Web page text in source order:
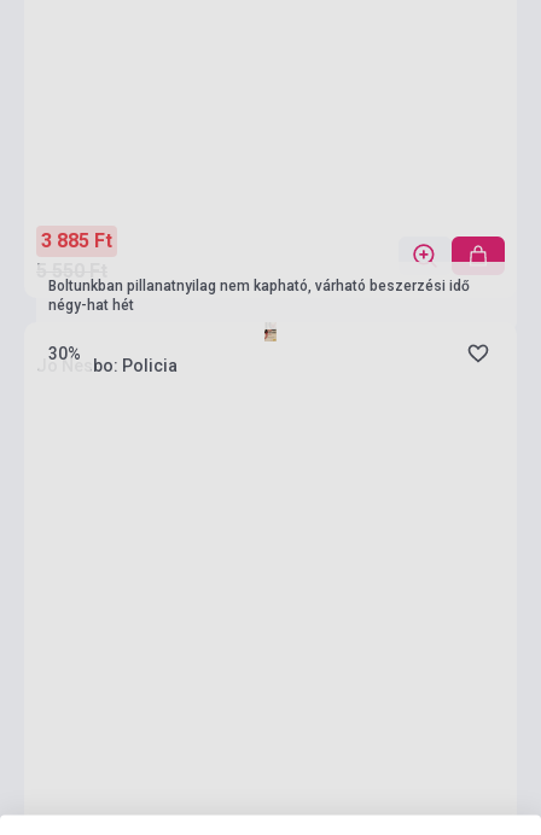
3 885 Ft
5 550 Ft
30%
Boltunkban pillanatnyilag nem kapható, várható beszerzési idő
négy-hat hét
Jo Nesbo: Policia